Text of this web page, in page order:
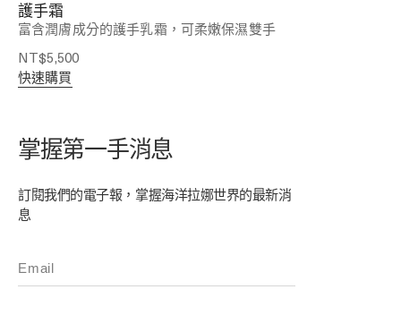
護手霜
富含潤膚成分的護手乳霜，可柔嫩保濕雙手
NT$5,500
快速購買
掌握第一手消息
訂閱我們的電子報，掌握海洋拉娜世界的最新消
息